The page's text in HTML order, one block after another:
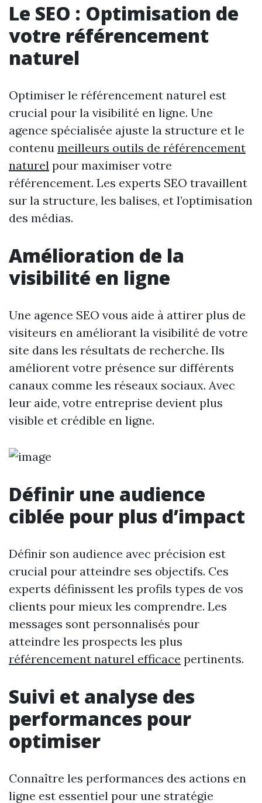
Le SEO : Optimisation de
votre référencement
naturel
Optimiser le référencement naturel est
crucial pour la visibilité en ligne. Une
agence spécialisée ajuste la structure et le
contenu meilleurs outils de référencement
naturel pour maximiser votre
référencement. Les experts SEO travaillent
sur la structure, les balises, et l’optimisation
des médias.
Amélioration de la
visibilité en ligne
Une agence SEO vous aide à attirer plus de
visiteurs en améliorant la visibilité de votre
site dans les résultats de recherche. Ils
améliorent votre présence sur différents
canaux comme les réseaux sociaux. Avec
leur aide, votre entreprise devient plus
visible et crédible en ligne.
Définir une audience
ciblée pour plus d’impact
Définir son audience avec précision est
crucial pour atteindre ses objectifs. Ces
experts définissent les profils types de vos
clients pour mieux les comprendre. Les
messages sont personnalisés pour
atteindre les prospects les plus
référencement naturel efficace pertinents.
Suivi et analyse des
performances pour
optimiser
Connaître les performances des actions en
ligne est essentiel pour une stratégie